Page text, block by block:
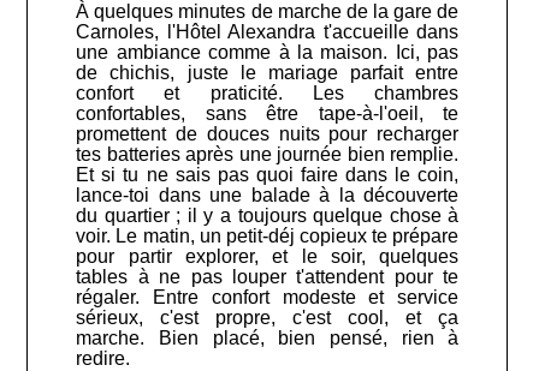
À quelques minutes de marche de la gare de
Carnoles, l'Hôtel Alexandra t'accueille dans
une ambiance comme à la maison. Ici, pas
de chichis, juste le mariage parfait entre
confort et praticité. Les chambres
confortables, sans être tape-à-l'oeil, te
promettent de douces nuits pour recharger
tes batteries après une journée bien remplie.
Et si tu ne sais pas quoi faire dans le coin,
lance-toi dans une balade à la découverte
du quartier ; il y a toujours quelque chose à
voir. Le matin, un petit-déj copieux te prépare
pour partir explorer, et le soir, quelques
tables à ne pas louper t'attendent pour te
régaler. Entre confort modeste et service
sérieux, c'est propre, c'est cool, et ça
marche. Bien placé, bien pensé, rien à
redire.